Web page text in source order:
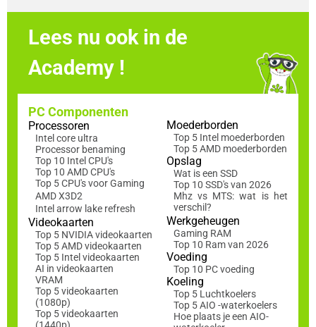
Lees nu ook in de
Academy !
PC Componenten
Processoren
Intel core ultra
Processor benaming
Top 10 Intel CPU's
Top 10 AMD CPU's
Top 5 CPU's voor Gaming
AMD X3D2
Intel arrow lake refresh
Videokaarten
Top 5 NVIDIA videokaarten
Top 5 AMD videokaarten
Top 5 Intel videokaarten
AI in videokaarten
VRAM
Top 5 videokaarten
(1080p)
Top 5 videokaarten
Moederborden
Top 5 Intel moederborden
Top 5 AMD moederborden
Opslag
Wat is een SSD
Top 10 SSD's van 2026
Mhz vs MTS: wat is het
verschil?
Werkgeheugen
Gaming RAM
Top 10 Ram van 2026
Voeding
Top 10 PC voeding
Koeling
Top 5 Luchtkoelers
Top 5 AIO -waterkoelers
Hoe plaats je een AIO-